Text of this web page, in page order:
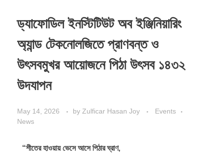
ড্যাফোডিল ইনস্টিটিউট অব ইঞ্জিনিয়ারিং
অ্যান্ড টেকনোলজিতে প্রাণবন্ত ও
উৎসবমুখর আয়োজনে পিঠা উৎসব ১৪৩২
উদযাপন
May 14, 2026 by Zulficar Hasan Joy
Events
News
“শীতের হাওয়ায় ভেসে আসে পিঠার ঘ্রাণ,